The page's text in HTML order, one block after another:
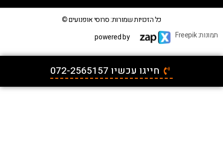
כל הזכויות שמורות: סרוסי אופנועים©
powered by
חייגו עכשיו 072-2565157